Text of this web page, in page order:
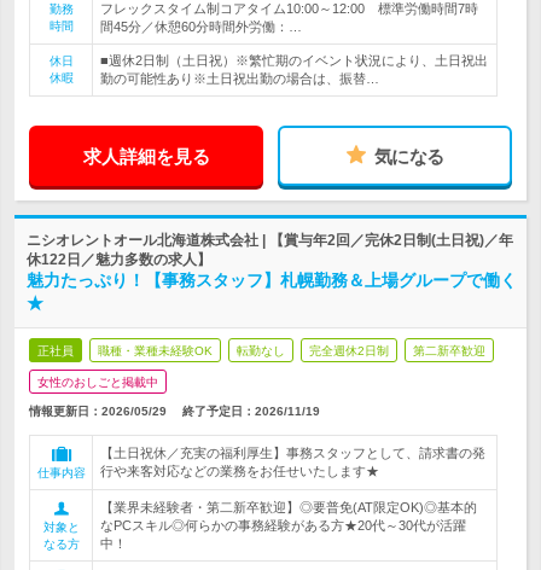
勤務
時間
フレックスタイム制コアタイム10:00～12:00 標準労働時間7時
間45分／休憩60分時間外労働：…
休日
休暇
■週休2日制（土日祝）※繁忙期のイベント状況により、土日祝出
勤の可能性あり※土日祝出勤の場合は、振替…
求人詳細を見る 気になる
ニシオレントオール北海道株式会社 | 【賞与年2回／完休2日制(土日祝)／年
休122日／魅力多数の求人】
魅力たっぷり！【事務スタッフ】札幌勤務＆上場グループで働く
★
正社員 職種・業種未経験OK 転勤なし 完全週休2日制 第二新卒歓迎
女性のおしごと掲載中
情報更新日：2026/05/29 終了予定日： 2026/11/19
仕事内容
【土日祝休／充実の福利厚生】事務スタッフとして、請求書の発
行や来客対応などの業務をお任せいたします★
対象と
なる方
【業界未経験者・第二新卒歓迎】◎要普免(AT限定OK)◎基本的
なPCスキル◎何らかの事務経験がある方★20代～30代が活躍
中！